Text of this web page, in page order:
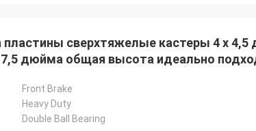
пластины сверхтяжелые кастеры 4 x
дюйма общая высота идеально
Front Brake
Heavy Duty
Double Ball Bearing